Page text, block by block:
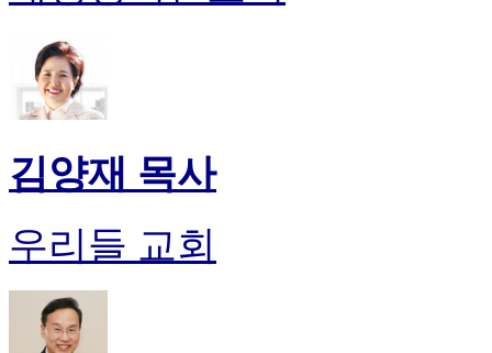
김양재 목사
우리들 교회